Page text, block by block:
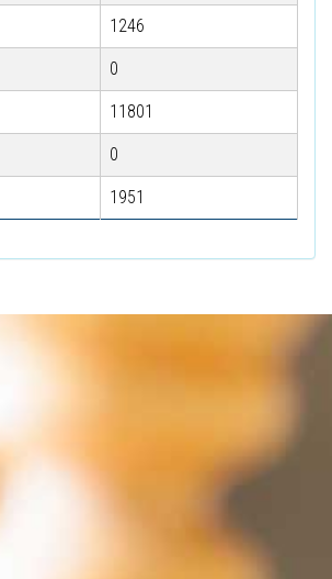
1246
0
11801
0
1951